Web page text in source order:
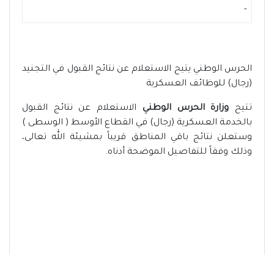
-
الحرس الوطني يتيح الاستعلام عن نتائج القبول في التجنيد
(رجال) للوظائف العسكرية
تتيح وزارة الحرس الوطني الاستعلام عن نتائج القبول
بالخدمة العسكرية (رجال) في القطاع الأوسط ( الوسطى )
وستعلن نتائج باقي المناطق قريباً بمشيئة الله تعالى،
وذلك وفقاً للتفاصيل الموضحة أدناه.